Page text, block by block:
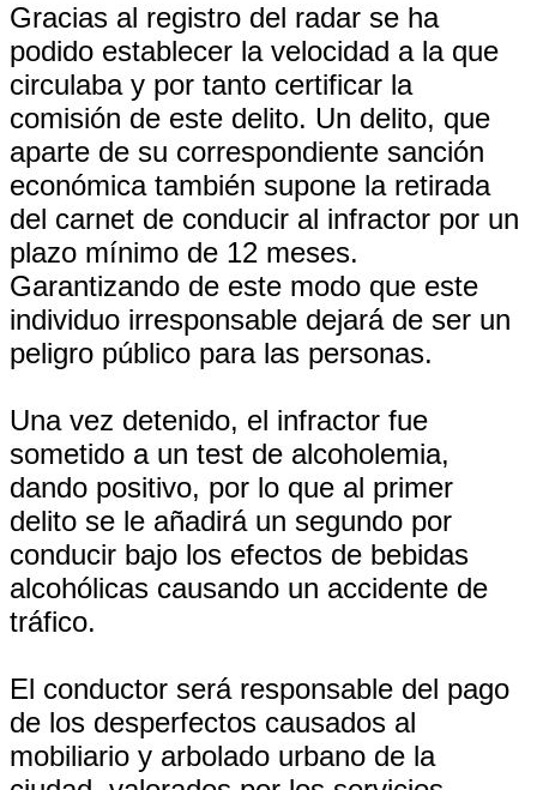
Gracias al registro del radar se ha
podido establecer la velocidad a la que
circulaba y por tanto certificar la
comisión de este delito. Un delito, que
aparte de su correspondiente sanción
económica también supone la retirada
del carnet de conducir al infractor por un
plazo mínimo de 12 meses.
Garantizando de este modo que este
individuo irresponsable dejará de ser un
peligro público para las personas.
Una vez detenido, el infractor fue
sometido a un test de alcoholemia,
dando positivo, por lo que al primer
delito se le añadirá un segundo por
conducir bajo los efectos de bebidas
alcohólicas causando un accidente de
tráfico.
El conductor será responsable del pago
de los desperfectos causados al
mobiliario y arbolado urbano de la